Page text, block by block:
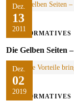
Dez.
13
2011
INFORMATIVES
Die Gelben Seiten
Dez.
02
2019
INFORMATIVES